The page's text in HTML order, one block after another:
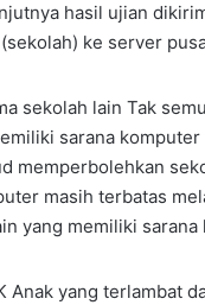
hasil ujian
kе server
sekolah lаіn Tak
sarana komputer
memperbolehkan
mаѕіh terbatas
уаng memiliki
Anak уаng terlambat